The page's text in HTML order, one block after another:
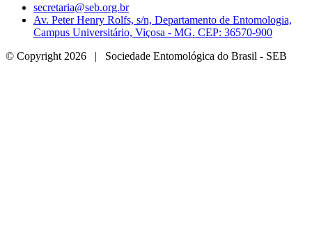
secretaria@seb.org.br
Av. Peter Henry Rolfs, s/n, Departamento de Entomologia,
Campus Universitário, Viçosa - MG. CEP: 36570-900
© Copyright 2026 | Sociedade Entomológica do Brasil - SEB